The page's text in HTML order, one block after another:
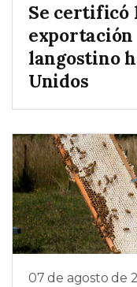
Se certificó
exportación
langostino
Unidos
07 de agosto de